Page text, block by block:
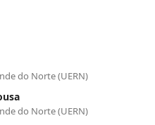
do Norte (UERN)
do Norte (UERN)